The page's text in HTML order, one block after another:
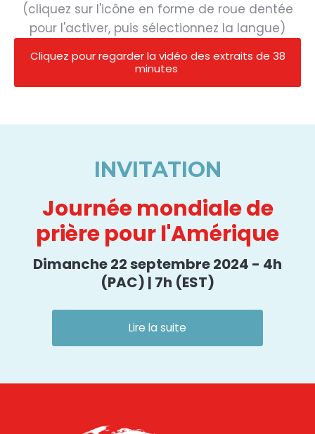
(cliquez sur l'icône en forme de roue dentée
pour l'activer, puis sélectionnez la langue)
Cliquez pour regarder la vidéo des extraits de 38
minutes
INVITATION
Journée mondiale de
prière pour l'Amérique
Dimanche 22 septembre 2024 - 4h
(PAC) | 7h (EST)
Lire la suite